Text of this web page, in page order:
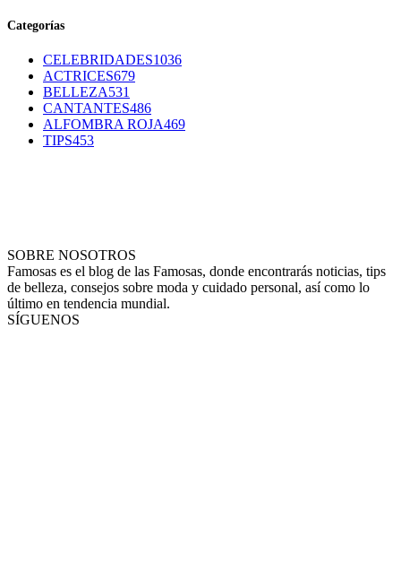
Categorías
CELEBRIDADES1036
ACTRICES679
BELLEZA531
CANTANTES486
ALFOMBRA ROJA469
TIPS453
SOBRE NOSOTROS
Famosas es el blog de las Famosas, donde encontrarás noticias, tips
de belleza, consejos sobre moda y cuidado personal, así como lo
último en tendencia mundial.
SÍGUENOS